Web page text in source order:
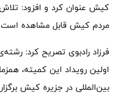
کیش عنوان کرد و افزود:
مردم کیش قابل مشاهده
فرزاد رادبوی تصریح کرد:
اولین رویداد این کمیته،
بین‌المللی در جزیره کیش